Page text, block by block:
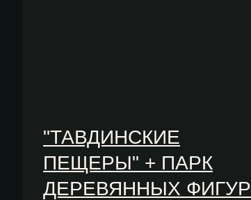
"ТАВДИНСКИЕ
ПЕЩЕРЫ" + ПАРК
ДЕРЕВЯННЫХ ФИГУР